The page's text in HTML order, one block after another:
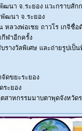
นา จ.ระยอง แวะกราบสั
ฒนา จ.ระยอง
ลวงพ่อเชย ถาวโร เกจิชื่อ
ฬาอีกครั้ง
รางวัลพิเศษ และถ่ายรูปเป็
ดขยะระยอง
ระยอง
าหกรรมมาบตาพุดจังหวัด